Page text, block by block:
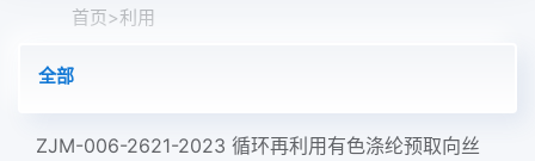
首页>利用
全部
ZJM-006-2621-2023 循环再利用有色涤纶预取向丝